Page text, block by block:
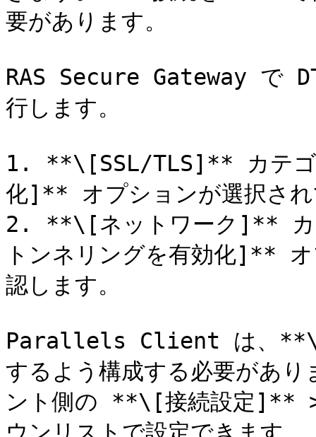
要があります。
RAS Secure Gateway で
行します。
1. **\[SSL/TLS]** カテゴ
化]** オプションが選択され
2. **\[ネットワーク]** カ
トンネリングを有効化]**
認します。
Parallels Client は、
するよう構成する必要があ
ント側の **\[接続設定]**